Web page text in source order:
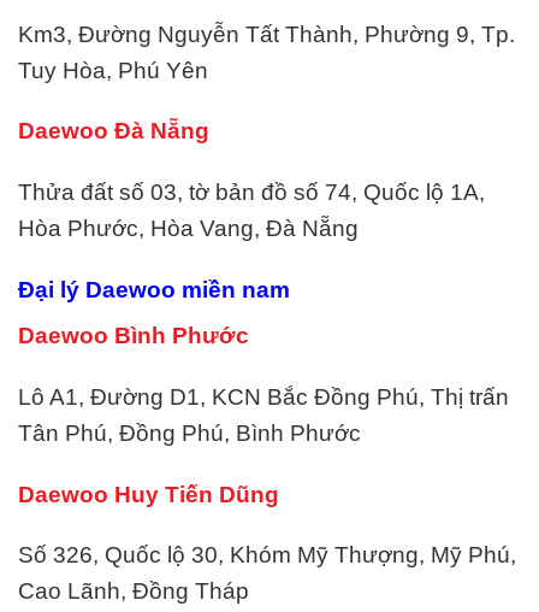
Km3, Đường Nguyễn Tất Thành, Phường 9, Tp.
Tuy Hòa, Phú Yên
Daewoo Đà Nẵng
Thửa đất số 03, tờ bản đồ số 74, Quốc lộ 1A,
Hòa Phước, Hòa Vang, Đà Nẵng
Đại lý Daewoo miền nam
Daewoo Bình Phước
Lô A1, Đường D1, KCN Bắc Đồng Phú, Thị trấn
Tân Phú, Đồng Phú, Bình Phước
Daewoo Huy Tiến Dũng
Số 326, Quốc lộ 30, Khóm Mỹ Thượng, Mỹ Phú,
Cao Lãnh, Đồng Tháp